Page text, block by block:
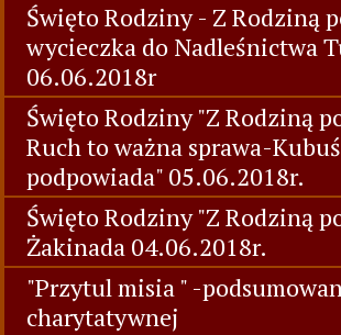
Święto Rodziny - Z Rodziną
wycieczka do Nadleśnictwa
06.06.2018r
Święto Rodziny "Z Rodziną
Ruch to ważna sprawa-
podpowiada" 05.06.2018r.
Święto Rodziny "Z Rodziną
Żakinada 04.06.2018r.
"Przytul misia " -
charytatywnej